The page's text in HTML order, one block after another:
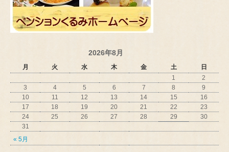
2026年8月
月 火 水 木 金 土 日
« 5月
1
2
3
4 5 6 7 8
9
10
11 12 13 14 15
16
17
18 19 20 21 22
23
24
25 26 27 28 29
30
31